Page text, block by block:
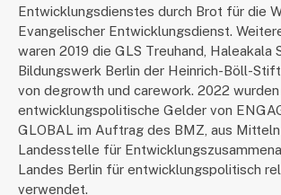
Entwicklungsdienstes durch Brot für die
Evangelischer Entwicklungsdienst.
waren 2019 die GLS Treuhand, Haleakala
Bildungswerk Berlin der Heinrich-Böll-
von degrowth und carework. 2022
entwicklungspolitische Gelder von
GLOBAL im Auftrag des BMZ, aus
Landesstelle für
Landes Berlin für entwicklungspolitisch
verwendet.